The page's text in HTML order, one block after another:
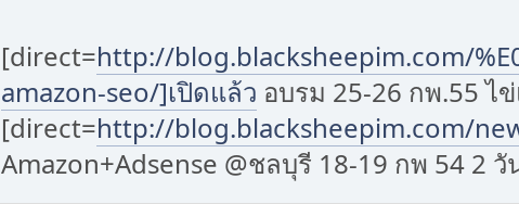
[direct=http://blog.blacksheepim.com/
amazon-seo/]เปิดแล้ว อบรม 25-26 กพ.55 ไ
[direct=http://blog.blacksheepim.com/
Amazon+Adsense @ชลบุรี 18-19 กพ 54 2